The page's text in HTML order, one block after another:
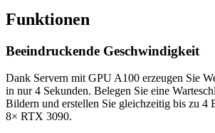
Funktionen
Beeindruckende Geschwindigkeit
Dank Servern mit GPU A100 erzeugen Sie
in nur 4 Sekunden. Belegen Sie eine
Bildern und erstellen Sie gleichzeitig bis zu 4
8× RTX 3090.